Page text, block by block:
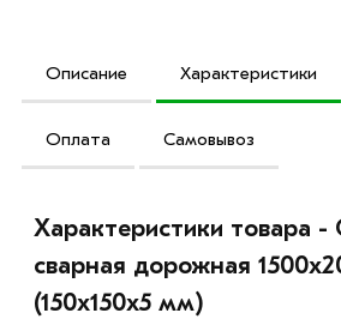
Описание Характеристики
Оплата Самовывоз
Характеристики товара -
сварная дорожная
(150х150х5 мм)